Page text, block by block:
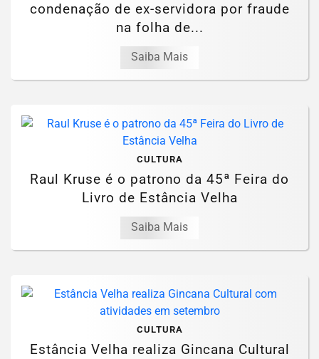
condenação de ex-servidora por fraude
na folha de...
Saiba Mais
CULTURA
Raul Kruse é o patrono da 45ª Feira do
Livro de Estância Velha
Saiba Mais
CULTURA
Estância Velha realiza Gincana Cultural